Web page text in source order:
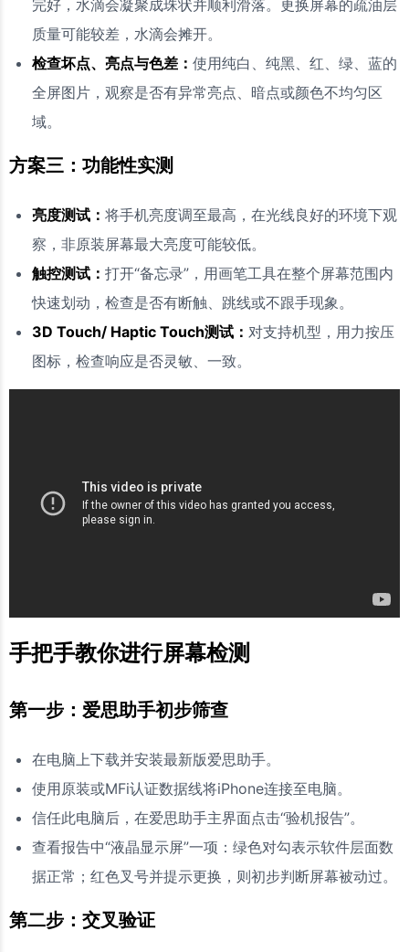
完好，水滴会凝聚成珠状并顺利滑落。更换屏幕的疏油层
质量可能较差，水滴会摊开。
检查坏点、亮点与色差： 使用纯白、纯黑、红、绿、蓝的
全屏图片，观察是否有异常亮点、暗点或颜色不均匀区
域。
方案三：功能性实测
亮度测试： 将手机亮度调至最高，在光线良好的环境下观
察，非原装屏幕最大亮度可能较低。
触控测试： 打开“备忘录”，用画笔工具在整个屏幕范围内
快速划动，检查是否有断触、跳线或不跟手现象。
3D Touch/ Haptic Touch测试： 对支持机型，用力按压
图标，检查响应是否灵敏、一致。
手把手教你进行屏幕检测
第一步：爱思助手初步筛查
在电脑上下载并安装最新版爱思助手。
使用原装或MFi认证数据线将iPhone连接至电脑。
信任此电脑后，在爱思助手主界面点击“验机报告”。
查看报告中“液晶显示屏”一项：绿色对勾表示软件层面数
据正常；红色叉号并提示更换，则初步判断屏幕被动过。
第二步：交叉验证